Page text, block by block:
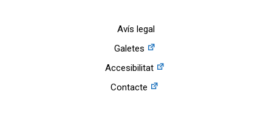
Avís legal
Galetes
Accesibilitat
Contacte